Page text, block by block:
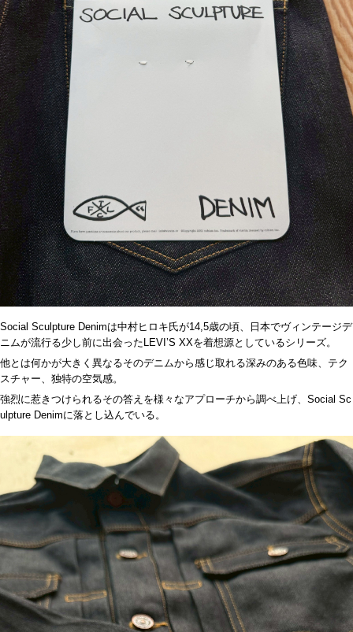
Social Sculpture Denimは中村ヒロキ氏が14,5歳の頃、日本でヴィンテージデ
ニムが流行る少し前に出会ったLEVI’S XXを着想源としているシリーズ。
他とは何かが大きく異なるそのデニムから感じ取れる深みのある色味、テク
スチャー、独特の空気感。
強烈に惹きつけられるその答えを様々なアプローチから調べ上げ、 Social Sc
ulpture Denimに落とし込んでいる。